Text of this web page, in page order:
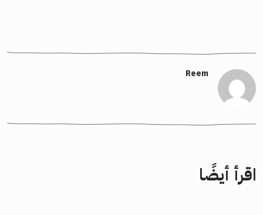
Reem
اقرأ أيضًا